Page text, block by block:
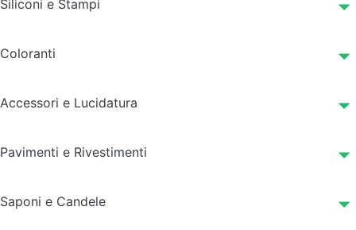
Siliconi e Stampi
Coloranti
Accessori e Lucidatura
Pavimenti e Rivestimenti
Saponi e Candele